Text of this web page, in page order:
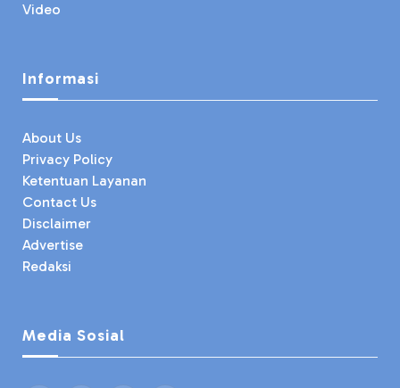
Video
Informasi
About Us
Privacy Policy
Ketentuan Layanan
Contact Us
Disclaimer
Advertise
Redaksi
Media Sosial